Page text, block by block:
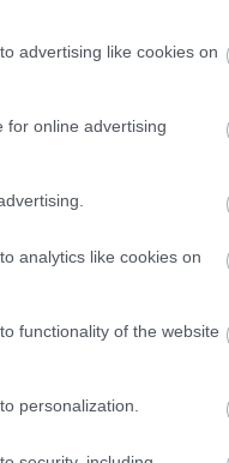
advertising like cookies on
for online advertising
analytics like cookies on
functionality of the website
personalization.